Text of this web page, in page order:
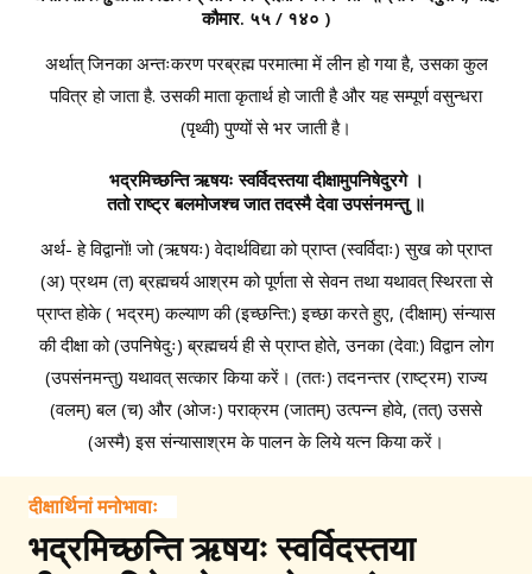
कौमार. ५५ / १४० )
अर्थात् जिनका अन्तःकरण परब्रह्म परमात्मा में लीन हो गया है, उसका कुल
पवित्र हो जाता है. उसकी माता कृतार्थ हो जाती है और यह सम्पूर्ण वसुन्धरा
(पृथ्वी) पुण्यों से भर जाती है।
भद्रमिच्छन्ति ऋषयः स्वर्विदस्तया दीक्षामुपनिषेदुरगे ।
ततो राष्ट्र बलमोजश्च जात तदस्मै देवा उपसंनमन्तु ॥
अर्थ- हे विद्वानों! जो (ऋषयः) वेदार्थविद्या को प्राप्त (स्वर्विदाः) सुख को प्राप्त
(अ) प्रथम (त) ब्रह्मचर्य आश्रम को पूर्णता से सेवन तथा यथावत् स्थिरता से
प्राप्त होके ( भद्रम्) कल्याण की (इच्छन्ति:) इच्छा करते हुए, (दीक्षाम्) संन्यास
की दीक्षा को (उपनिषेदुः) ब्रह्मचर्य ही से प्राप्त होते, उनका (देवा:) विद्वान लोग
(उपसंनमन्तु) यथावत् सत्कार किया करें। (ततः) तदनन्तर (राष्ट्रम) राज्य
(वलम्) बल (च) और (ओजः) पराक्रम (जातम्) उत्पन्न होवे, (तत्) उससे
(अस्मै) इस संन्यासाश्रम के पालन के लिये यत्न किया करें।
दीक्षार्थिनां मनोभावाः
भद्रमिच्छन्ति ऋषयः स्वर्विदस्तया